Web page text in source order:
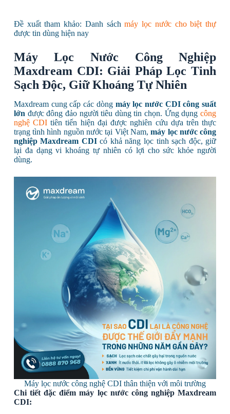
Đề xuất tham khảo: Danh sáchmáy lọc nước cho biệt thự
được tin dùng hiện nay
Máy Lọc Nước Công Nghiệp
Maxdream CDI: Giải Pháp Lọc Tinh
Sạch Độc, Giữ Khoáng Tự Nhiên
Maxdream cung cấp các dòng máy lọc nước CDI công suất
lớn được đông đảo người tiêu dùng tin chọn. Ứng dụngcông
nghệ CDI tiên tiến hiện đại được nghiên cứu dựa trên thực
trạng tình hình nguồn nước tại Việt Nam,máy lọc nước công
nghiệp Maxdream CDIcó khả năng lọc tinh sạch độc, giữ
lại đa dạng vi khoáng tự nhiên có lợi cho sức khỏe người
dùng.
Máy lọc nước công nghệ CDI thân thiện với môi trường
Chi tiết đặc điểm máy lọc nước công nghiệp Maxdream
CDI: